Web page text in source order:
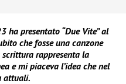
ha presentato “Due Vite” al
che fosse una canzone
rappresenta la
e mi piaceva l’idea che nel
attuali.